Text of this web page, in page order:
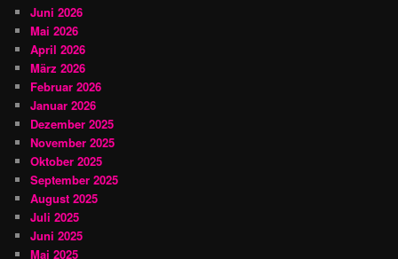
Juni 2026
Mai 2026
April 2026
März 2026
Februar 2026
Januar 2026
Dezember 2025
November 2025
Oktober 2025
September 2025
August 2025
Juli 2025
Juni 2025
Mai 2025